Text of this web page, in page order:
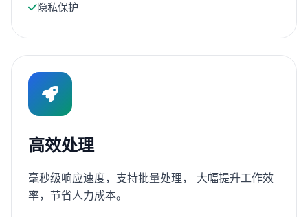
隐私保护
高效处理
毫秒级响应速度，支持批量处理， 大幅提升工作效
率，节省人力成本。